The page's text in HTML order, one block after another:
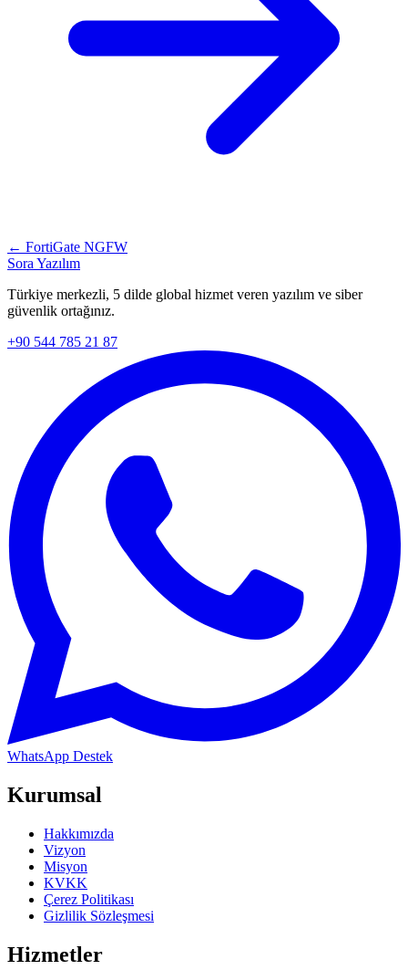
← FortiGate NGFW
Sora Yazılım
Türkiye merkezli, 5 dilde global hizmet veren yazılım ve siber
güvenlik ortağınız.
+90 544 785 21 87
WhatsApp Destek
Kurumsal
Hakkımızda
Vizyon
Misyon
KVKK
Çerez Politikası
Gizlilik Sözleşmesi
Hizmetler